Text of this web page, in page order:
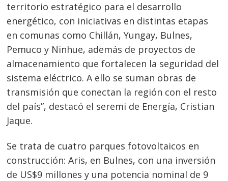
territorio estratégico para el desarrollo
energético, con iniciativas en distintas etapas
en comunas como Chillán, Yungay, Bulnes,
Pemuco y Ninhue, además de proyectos de
almacenamiento que fortalecen la seguridad del
sistema eléctrico. A ello se suman obras de
transmisión que conectan la región con el resto
del país”, destacó el seremi de Energía, Cristian
Jaque.
Se trata de cuatro parques fotovoltaicos en
construcción: Aris, en Bulnes, con una inversión
de US$9 millones y una potencia nominal de 9